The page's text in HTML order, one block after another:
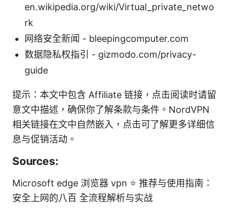
en.wikipedia.org/wiki/Virtual_private_netwo
rk
网络安全新闻 - bleepingcomputer.com
数据隐私权指引 - gizmodo.com/privacy-
guide
提示：本文中包含 Affiliate 链接，点击阅读时请留
意文中描述，确保你了解条款与条件。NordVPN
相关链接在文中自然嵌入，点击可了解更多详细信
息与促销活动。
Sources:
Microsoft edge 浏览器 vpn ⭐ 推荐与使用指南：
安全上网的八百 全流程解析与实战